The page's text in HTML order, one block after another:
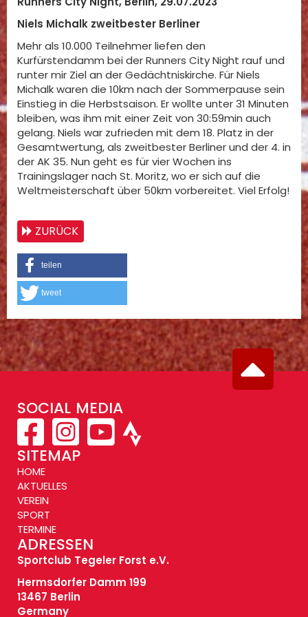
Niels Michalk zweitbester Berliner
Mehr als 10.000 Teilnehmer liefen den
Kurfürstendamm bei der Runners City Night rauf und
runter mir Ziel an der Gedächtniskirche. Für Niels
Michalk waren die 10km nach der Sommerpause sein
Einstieg in die Herbstsaison. Er wollte unter 31 Minuten
bleiben, was ihm mit einer Zeit von 30:59min auch
gelang. Niels war zufrieden mit dem 18. Platz in der
Gesamtwertung, als zweitbester Berliner und der 4. in
der AK 35. Nun geht es für vier Wochen ins
Trainingslager nach St. Moritz, wo er sich auf die
Weltmeisterschaft über 50km vorbereitet. Viel Erfolg!
ZURÜCK
teilen
tweet
SOCIAL MEDIA
SITEMAP
HOME
AKTUELLES
VEREIN
SPORT
TERMINE
ADRESSEN
Sportclub Tegeler Forst e.V.
Hermsdorfer Damm 199
13467 Berlin
Germany